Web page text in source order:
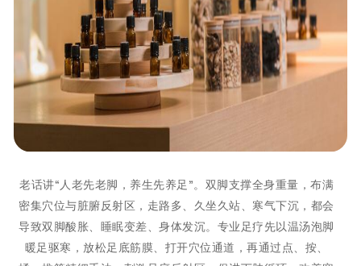
老话讲“人老先老脚，养生先养足”。双脚支撑全身重量，布满
密集穴位与脏腑反射区，走路多、久坐久站、寒气下沉，都会
导致双脚酸胀、睡眠变差、身体发沉。专业足疗先以温汤泡脚
暖足驱寒，放松足底筋膜、打开穴位通道，再通过点、按、